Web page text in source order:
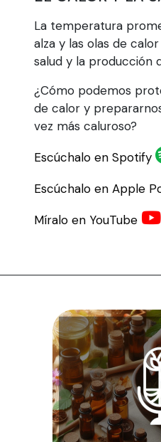
La temperatura
alza y las olas de
salud y la producción
¿Cómo podemos
de calor y
vez más caluroso?
Escúchalo en Spotify
Escúchalo en Apple
Míralo en YouTube